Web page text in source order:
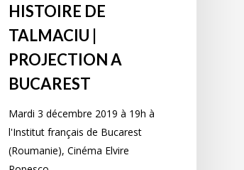
HISTOIRE DE
TALMACIU |
PROJECTION A
BUCAREST
Mardi 3 décembre 2019 à 19h à
l'Institut français de Bucarest
(Roumanie), Cinéma Elvire